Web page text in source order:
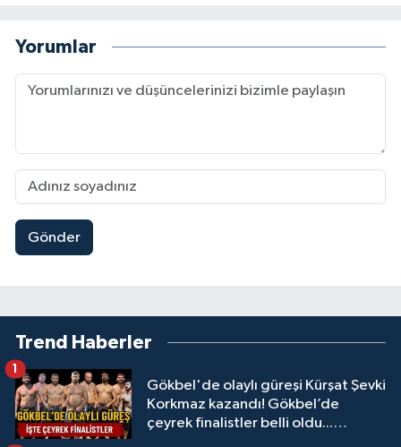
Yorumlar
Gönder
Trend Haberler
Gökbel'de olaylı güreşi Kürşat Şevki
Korkmaz kazandı! Gökbel’de
çeyrek finalistler belli oldu...
1